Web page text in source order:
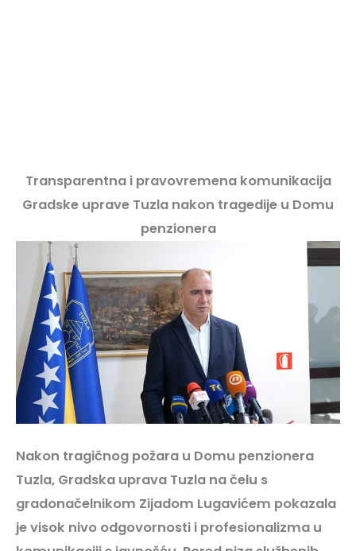
Transparentna i pravovremena komunikacija
Gradske uprave Tuzla nakon tragedije u Domu
penzionera
Nakon tragičnog požara u Domu penzionera
Tuzla, Gradska uprava Tuzla na čelu s
gradonačelnikom Zijadom Lugavićem pokazala
je visok nivo odgovornosti i profesionalizma u